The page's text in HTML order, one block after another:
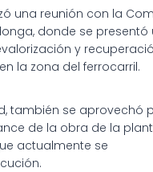
una reunión con la
donde se
y
la zona del ferrocarril.
también se aprovechó
de la obra de la
actualmente se